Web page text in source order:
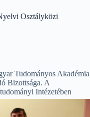
Osztályközi
Tudományos Akadémia
Bizottsága. A
Intézetében